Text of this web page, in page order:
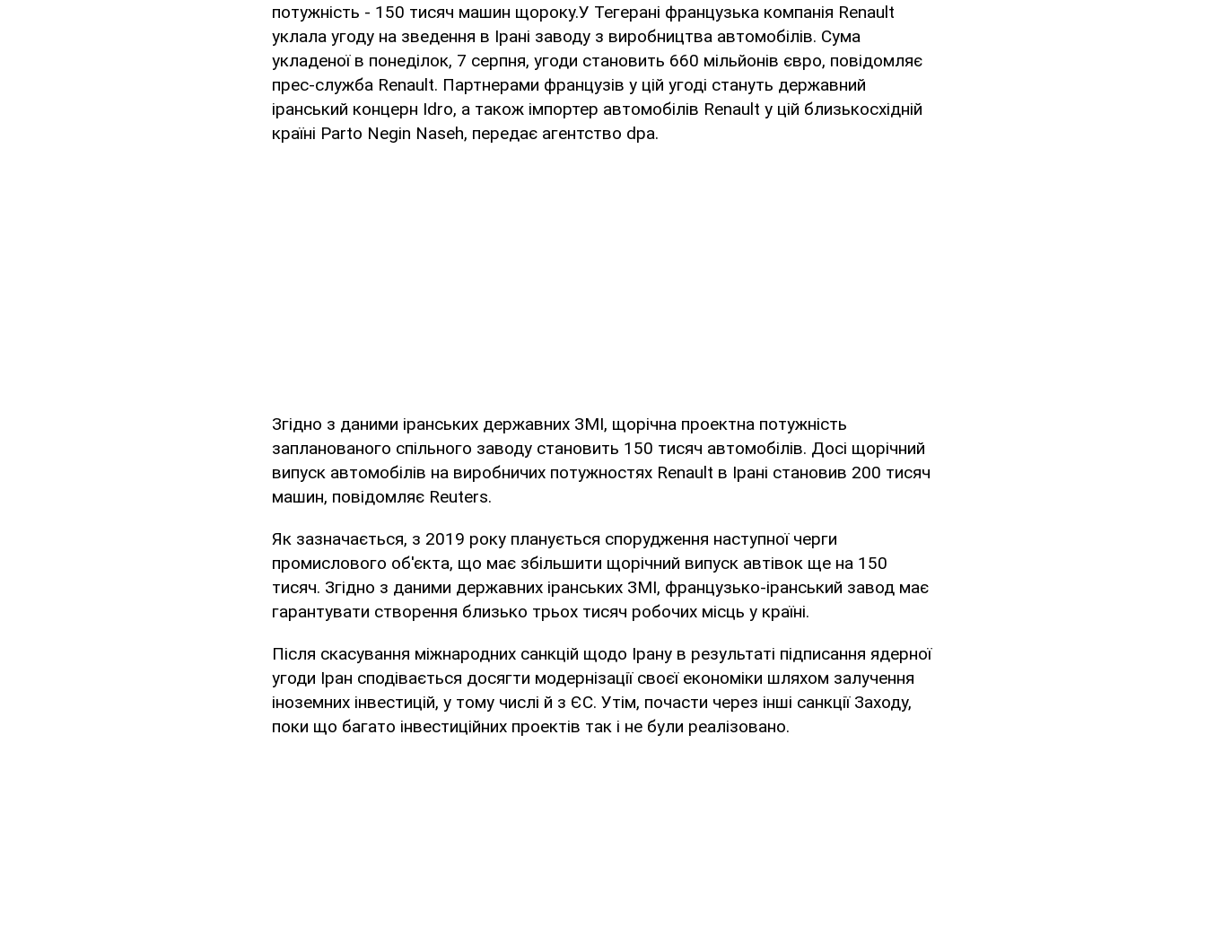
потужність - 150 тисяч машин щороку.У Тегерані французька компанія Renault
уклала угоду на зведення в Ірані заводу з виробництва автомобілів. Сума
укладеної в понеділок, 7 серпня, угоди становить 660 мільйонів євро, повідомляє
прес-служба Renault. Партнерами французів у цій угоді стануть державний
іранський концерн Idro, а також імпортер автомобілів Renault у цій близькосхідній
країні Parto Negin Naseh, передає агентство dpa.
Згідно з даними іранських державних ЗМІ, щорічна проектна потужність
запланованого спільного заводу становить 150 тисяч автомобілів. Досі щорічний
випуск автомобілів на виробничих потужностях Renault в Ірані становив 200 тисяч
машин, повідомляє Reuters.
Як зазначається, з 2019 року планується спорудження наступної черги
промислового об'єкта, що має збільшити щорічний випуск автівок ще на 150
тисяч. Згідно з даними державних іранських ЗМІ, французько-іранський завод має
гарантувати створення близько трьох тисяч робочих місць у країні.
Після скасування міжнародних санкцій щодо Ірану в результаті підписання ядерної
угоди Іран сподівається досягти модернізації своєї економіки шляхом залучення
іноземних інвестицій, у тому числі й з ЄС. Утім, почасти через інші санкції Заходу,
поки що багато інвестиційних проектів так і не були реалізовано.